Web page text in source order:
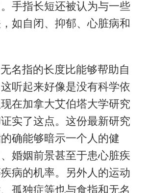
手指长短还被认为与一些
如自闭、抑郁、心脏病和
名指的长度比能够帮助自
听起来好像是没有科学依
在加拿大艾伯塔大学研究
实了这点。这份最新研究
确能够暗示一个人的健
婚姻前景甚至于患心脏疾
病的机率。另外人的运动
孤独症等也与食指和无名